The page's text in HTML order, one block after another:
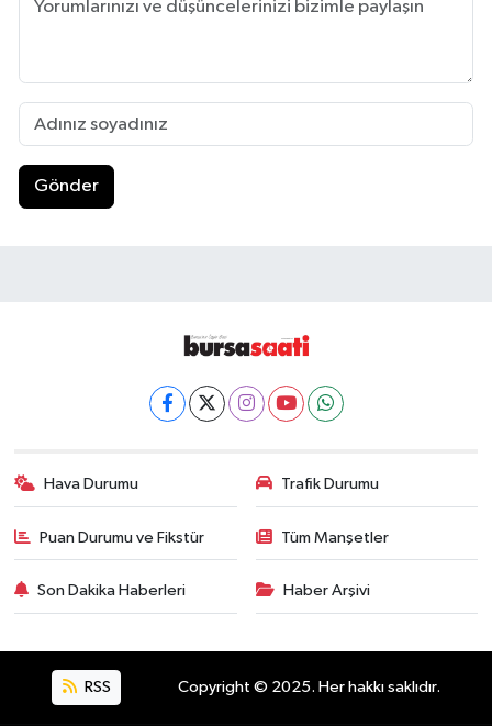
Gönder
Hava Durumu Trafik Durumu
Puan Durumu ve Fikstür Tüm Manşetler
Son Dakika Haberleri Haber Arşivi
RSS Copyright © 2025. Her hakkı saklıdır.